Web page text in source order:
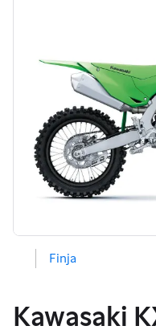
Finja
Kawasaki